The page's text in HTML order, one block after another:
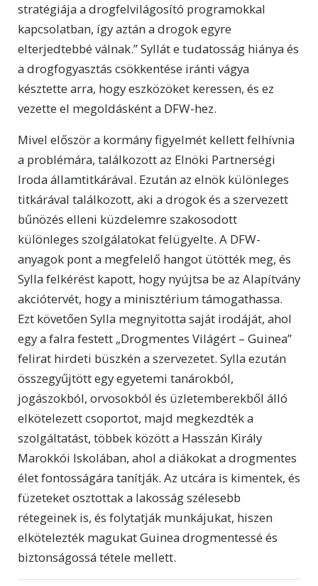
stratégiája a drogfelvilágosító programokkal
kapcsolatban, így aztán a drogok egyre
elterjedtebbé válnak.” Syllát e tudatosság hiánya és
a drogfogyasztás csökkentése iránti vágya
késztette arra, hogy eszközöket keressen, és ez
vezette el megoldásként a DFW-hez.
Mivel először a kormány figyelmét kellett felhívnia
a problémára, találkozott az Elnöki Partnerségi
Iroda államtitkárával. Ezután az elnök különleges
titkárával találkozott, aki a drogok és a szervezett
bűnözés elleni küzdelemre szakosodott
különleges szolgálatokat felügyelte. A DFW-
anyagok pont a megfelelő hangot ütötték meg, és
Sylla felkérést kapott, hogy nyújtsa be az Alapítvány
akciótervét, hogy a minisztérium támogathassa.
Ezt követően Sylla megnyitotta saját irodáját, ahol
egy a falra festett „Drogmentes Világért – Guinea”
felirat hirdeti büszkén a szervezetet. Sylla ezután
összegyűjtött egy egyetemi tanárokból,
jogászokból, orvosokból és üzletemberekből álló
elkötelezett csoportot, majd megkezdték a
szolgáltatást, többek között a Hasszán Király
Marokkói Iskolában, ahol a diákokat a drogmentes
élet fontosságára tanítják. Az utcára is kimentek, és
füzeteket osztottak a lakosság szélesebb
rétegeinek is, és folytatják munkájukat, hiszen
elkötelezték magukat Guinea drogmentessé és
biztonságossá tétele mellett.